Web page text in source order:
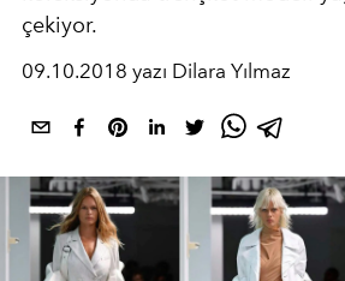
çekiyor.
09.10.2018 yazı Dilara Yılmaz